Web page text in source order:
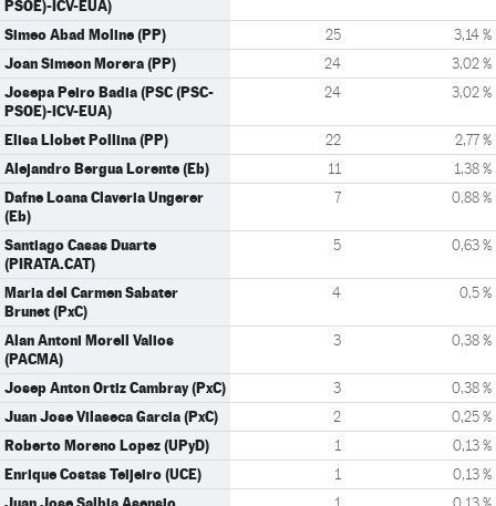
PSOE)-ICV-EUA)
Simeo Abad Moline (PP) 25 3,14 %
Joan Simeon Morera (PP) 24 3,02 %
Josepa Peiro Badia (PSC (PSC-
PSOE)-ICV-EUA)
24 3,02 %
Elisa Llobet Pollina (PP) 22 2,77 %
Alejandro Bergua Lorente (Eb) 11 1,38 %
Dafne Loana Claveria Ungerer
(Eb)
7 0,88 %
Santiago Casas Duarte
(PIRATA.CAT)
5 0,63 %
Maria del Carmen Sabater
Brunet (PxC)
4 0,5 %
Alan Antoni Morell Valios
(PACMA)
3 0,38 %
Josep Anton Ortiz Cambray (PxC) 3 0,38 %
Juan Jose Vilaseca Garcia (PxC) 2 0,25 %
Roberto Moreno Lopez (UPyD) 1 0,13 %
Enrique Costas Teijeiro (UCE) 1 0,13 %